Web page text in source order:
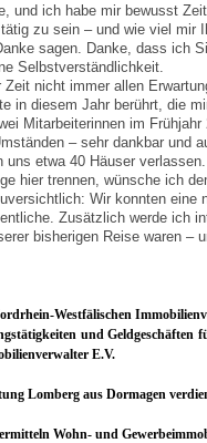
und ich habe mir bewusst
zu sein – und wie viel mir
sagen. Danke, dass ich
Selbstverständlichkeit.
nicht immer allen
in diesem Jahr berührt, die
Mitarbeiterinnen im
– sehr dankbar und
uns etwa 40 Häuser
hier trennen, wünsche ich
Wir konnten eine
Zusätzlich werde ich
bisherigen Reise waren –
Westfälischen
und
E.V.
Lomberg aus Dormagen
Wohn- und